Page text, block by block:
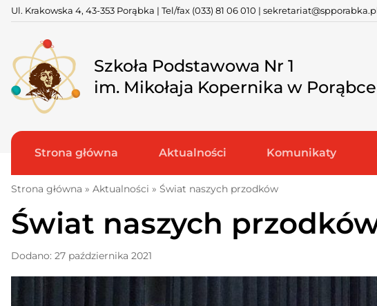
Skip
content
Ul. Krakowska 4, 43-353 Porąbka | Tel/fax (033) 81 06 010 |
Szkoła Podstawowa Nr 1
im. Mikołaja Kopernika w Porąbce
Strona główna Aktualności Komunikaty
Strona główna » Aktualności » Świat naszych przodków
Świat naszych
Dodano: 27 października 2021